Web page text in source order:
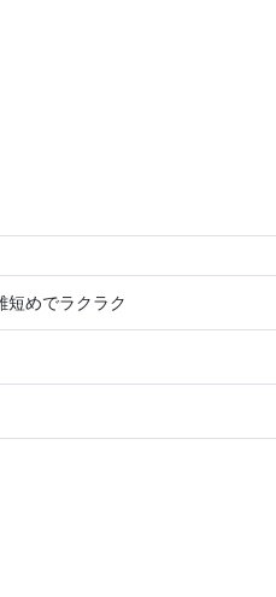
短めでラクラク